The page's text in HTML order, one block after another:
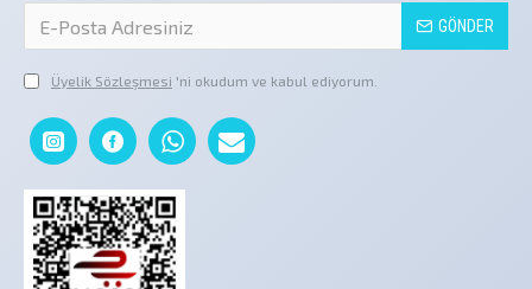
GÖNDER
Üyelik Sözleşmesi 'ni okudum ve kabul ediyorum.